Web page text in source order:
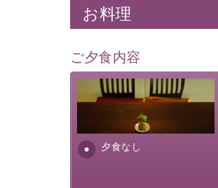
お料理
ご夕食内容
夕食なし
夕食なしご夕食を追加される
場合は、二食付きのプランを
お選びくださいませ。